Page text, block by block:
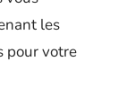
les
pour votre